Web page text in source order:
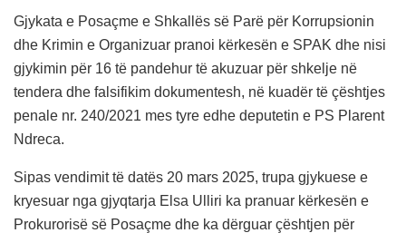
Gjykata e Posaçme e Shkallës së Parë për Korrupsionin
dhe Krimin e Organizuar pranoi kërkesën e SPAK dhe nisi
gjykimin për 16 të pandehur të akuzuar për shkelje në
tendera dhe falsifikim dokumentesh, në kuadër të çështjes
penale nr. 240/2021 mes tyre edhe deputetin e PS Plarent
Ndreca.
Sipas vendimit të datës 20 mars 2025, trupa gjykuese e
kryesuar nga gjyqtarja Elsa Ulliri ka pranuar kërkesën e
Prokurorisë së Posaçme dhe ka dërguar çështjen për